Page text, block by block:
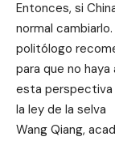
Entonces, si
normal
politólogo
para que no
esta perspectiva
la ley de la selva
Wang Qiang,